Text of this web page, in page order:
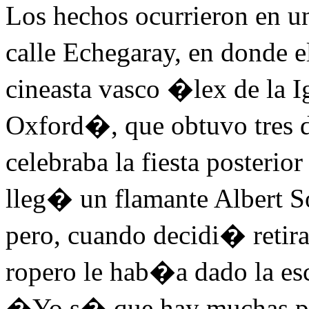
Los hechos ocurrieron en
calle Echegaray, en
cineasta vasco �lex de la
Oxford�, que obtuvo tres
celebraba la fiesta
lleg� un flamante Albert
pero, cuando decidi�
ropero le hab�a dado la